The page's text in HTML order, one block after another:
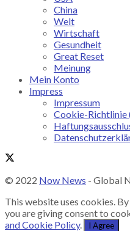
China
Welt
Wirtschaft
Gesundheit
Great Reset
Meinung
Mein Konto
Impress
Impressum
Cookie-Richtlinie
© 2022 Now News - Global
This website uses cookies.
you are giving consent to
and Cookie Policy. I Agree